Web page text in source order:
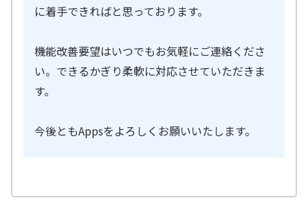
に着手できればと思っております。
機能改善要望はいつでもお気軽にご連絡くださ
い。できるかぎり柔軟に対応させていただきま
す。
今後ともAppsをよろしくお願いいたします。